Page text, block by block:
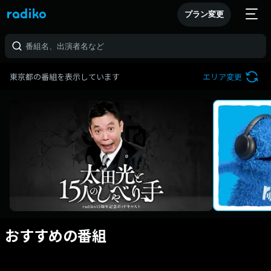
プラン変更
東京都の番組を表示しています エリア変更
おすすめの番組